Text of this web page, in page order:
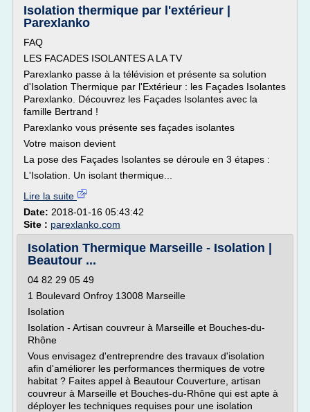
Isolation thermique par l'extérieur |
Parexlanko
FAQ
LES FACADES ISOLANTES A LA TV
Parexlanko passe à la télévision et présente sa solution
d'Isolation Thermique par l'Extérieur : les Façades Isolantes
Parexlanko. Découvrez les Façades Isolantes avec la
famille Bertrand !
Parexlanko vous présente ses façades isolantes
Votre maison devient
La pose des Façades Isolantes se déroule en 3 étapes :
L'Isolation. Un isolant thermique...
Lire la suite
Date: 2018-01-16 05:43:42
Site : parexlanko.com
Isolation Thermique Marseille - Isolation |
Beautour ...
04 82 29 05 49
1 Boulevard Onfroy 13008 Marseille
Isolation
Isolation - Artisan couvreur à Marseille et Bouches-du-
Rhône
Vous envisagez d'entreprendre des travaux d'isolation
afin d'améliorer les performances thermiques de votre
habitat ? Faites appel à Beautour Couverture, artisan
couvreur à Marseille et Bouches-du-Rhône qui est apte à
déployer les techniques requises pour une isolation